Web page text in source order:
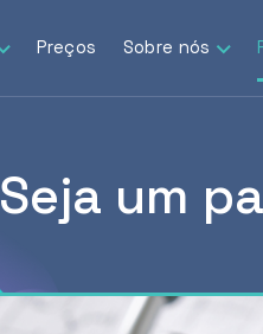
Preços Sobre nós
Seja um